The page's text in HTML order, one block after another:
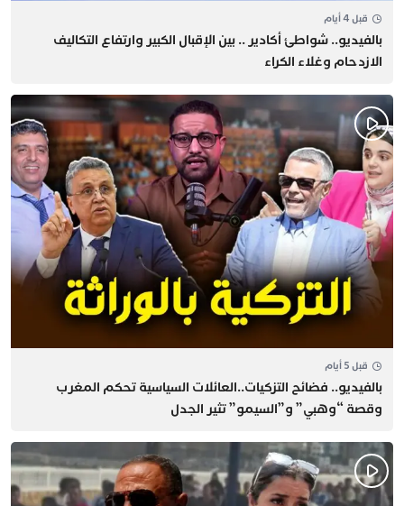
قبل 4 أيام
بالفيديو.. شواطئ أكادير .. بين الإقبال الكبير وارتفاع التكاليف
الازدحام وغلاء الكراء
قبل 5 أيام
بالفيديو.. فضائح التزكيات..العائلات السياسية تحكم المغرب
وقصة “وهبي” و”السيمو” تثير الجدل